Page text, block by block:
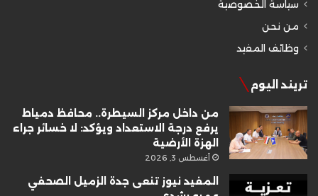
سياسة الخصوصية
من نحن
وظائف المفيد
تريند اليوم
من داخل مركز السيطرة.. محافظ دمياط
يرفع درجة الاستعداد ويؤكد: لا خسائر جراء
الهزة الأرضية
أغسطس 3, 2026
المفيد نيوز تنعى جدة الزميل الصحفي